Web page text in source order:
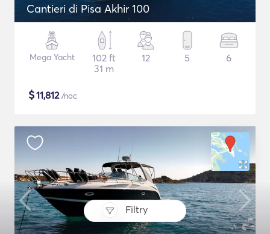
Filtry
Cantieri di Pisa Akhir 100
Mega Yacht
102 ft
31 m
12 5 6
$11,812/noc